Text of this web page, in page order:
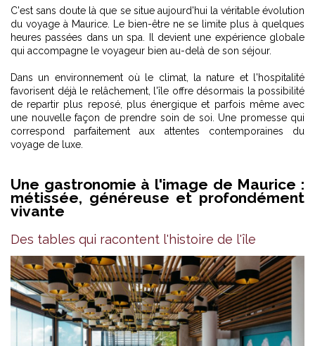
C'est sans doute là que se situe aujourd'hui la véritable évolution
du voyage à Maurice. Le bien-être ne se limite plus à quelques
heures passées dans un spa. Il devient une expérience globale
qui accompagne le voyageur bien au-delà de son séjour.
Dans un environnement où le climat, la nature et l'hospitalité
favorisent déjà le relâchement, l'île offre désormais la possibilité
de repartir plus reposé, plus énergique et parfois même avec
une nouvelle façon de prendre soin de soi. Une promesse qui
correspond parfaitement aux attentes contemporaines du
voyage de luxe.
Une gastronomie à l'image de Maurice :
métissée, généreuse et profondément
vivante
Des tables qui racontent l'histoire de l'île